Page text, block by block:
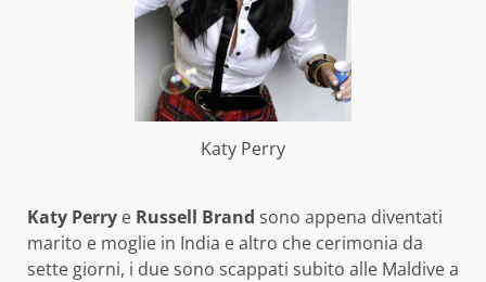
Katy Perry
Katy Perry e Russell Brand sono appena diventati
marito e moglie in India e altro che cerimonia da
sette giorni, i duesono scappati subito alle Maldive a